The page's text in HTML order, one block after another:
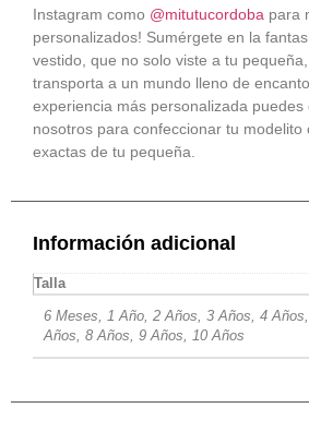
Instagram como @mitutucordoba para
personalizados! Sumérgete en la
vestido, que no solo viste a tu
transporta a un mundo lleno de
experiencia más personalizada puedes
nosotros para confeccionar tu modelito
exactas de tu pequeña.
Información adicional
Talla
6 Meses, 1 Año, 2 Años, 3 Años, 4
Años, 8 Años, 9 Años, 10 Años